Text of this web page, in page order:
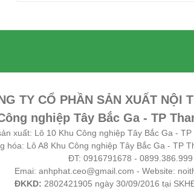
TY CỔ PHẦN SẢN XUẤT NỘI
nghiệp Tây Bắc Ga - TP
xuất: Lô 10 Khu Công nghiệp Tây Bắc Ga -
hóa: Lô A8 Khu Công nghiệp Tây Bắc Ga - TP
ĐT: 0916791678 - 0899.386.999
Emai: anhphat.ceo@gmail.com - Website:
ĐKKD: 2802421905 ngày 30/09/2016 tại